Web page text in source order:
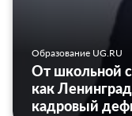
Образование UG.RU
От школьной
как
кадровый